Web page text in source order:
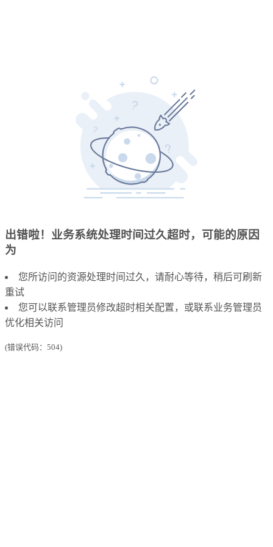
出错啦！业务系统处理时间过久超时，可能的原因
为
您所访问的资源处理时间过久，请耐心等待，稍后可刷新
重试
您可以联系管理员修改超时相关配置，或联系业务管理员
优化相关访问
(错误代码：504)